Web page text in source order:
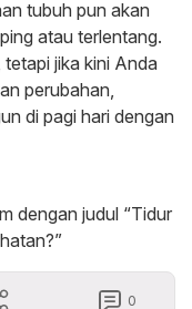
tubuh pun akan
atau terlentang.
jika kini Anda
perubahan,
di pagi hari dengan
dengan judul “Tidur
0